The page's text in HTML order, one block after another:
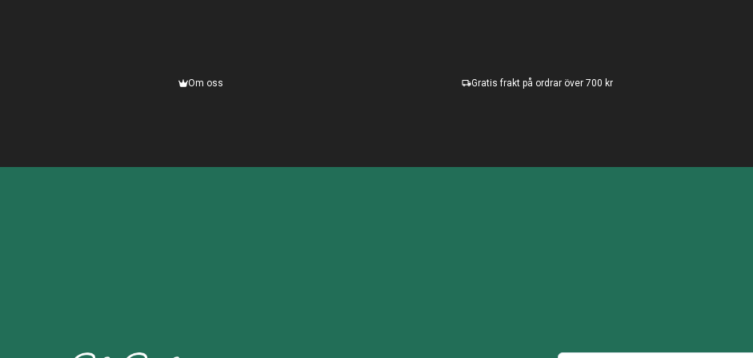
Om oss Gratis frakt på ordrar över 700 kr